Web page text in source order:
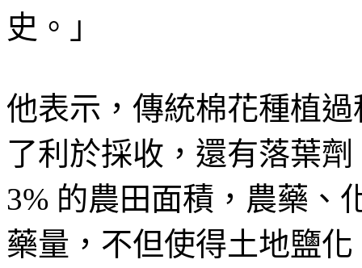
史。」
他表示，傳統棉花種植
了利於採收，還有落葉
3% 的農田面積，農藥、
藥量，不但使得土地鹽